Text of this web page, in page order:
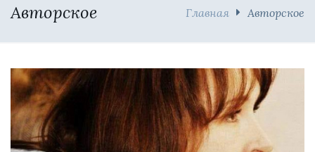
Авторское Главная Авторское